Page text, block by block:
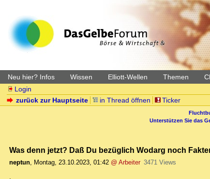
Neu hier? Infos Wissen Elliott-Wellen Themen
Login
zurück zur Hauptseite
in Thread öffnen Ticker
Unterstützen Sie das
Was denn jetzt? Daß Du bezüglich Wodarg noch
neptun, Montag, 23.10.2023, 01:42 @ Arbeiter 3471 Views
.